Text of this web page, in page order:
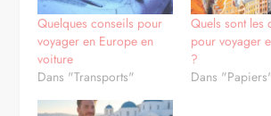
Quelques conseils pour
voyager en Europe en
voiture
Dans "Transports"
Quels sont les
pour voyager
?
Dans